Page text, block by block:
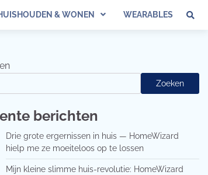
& WONEN WEARABLES
Zoeken
berichten
Drie grote ergernissen in huis — HomeWizard
hielp me ze moeiteloos op te lossen
Mijn kleine slimme huis-revolutie: HomeWizard